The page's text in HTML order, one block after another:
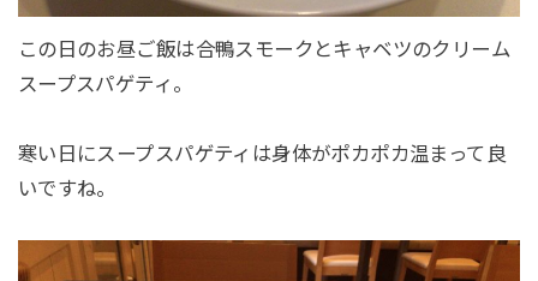
この日のお昼ご飯は合鴨スモークとキャベツのクリーム
スープスパゲティ。
寒い日にスープスパゲティは身体がポカポカ温まって良
いですね。